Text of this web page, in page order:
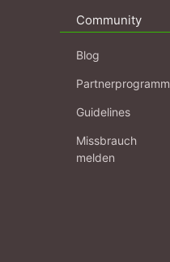
Community
Blog
Partnerprogramm
Guidelines
Missbrauch
melden